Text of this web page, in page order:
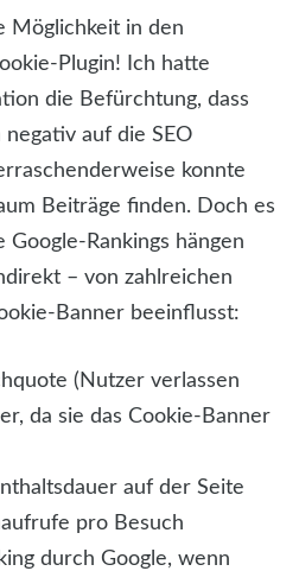
Möglichkeit in den
Plugin! Ich hatte
die Befürchtung, dass
auf die SEO
konnte
Beiträge finden. Doch es
Google-Rankings hängen
– von zahlreichen
Banner beeinflusst:
(Nutzer verlassen
da sie das Cookie-Banner
auf der Seite
pro Besuch
durch Google, wenn